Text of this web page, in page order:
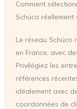
Comment
Schüco réellement
Le réseau Schüco
en France, avec
Privilégiez les
références
idéalement avec
coordonnées de